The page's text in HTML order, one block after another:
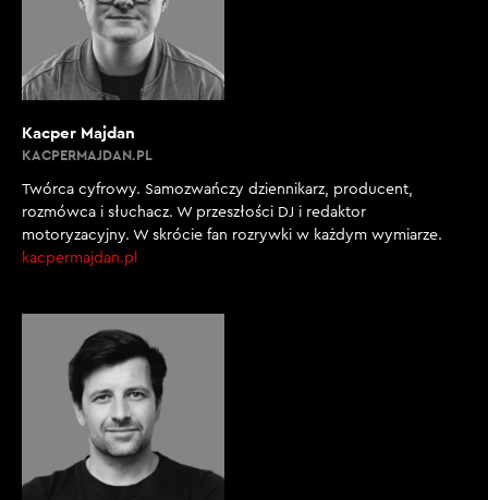
Kacper Majdan
KACPERMAJDAN.PL
Twórca cyfrowy. Samozwańczy dziennikarz, producent,
rozmówca i słuchacz. W przeszłości DJ i redaktor
motoryzacyjny. W skrócie fan rozrywki w każdym wymiarze.
kacpermajdan.pl